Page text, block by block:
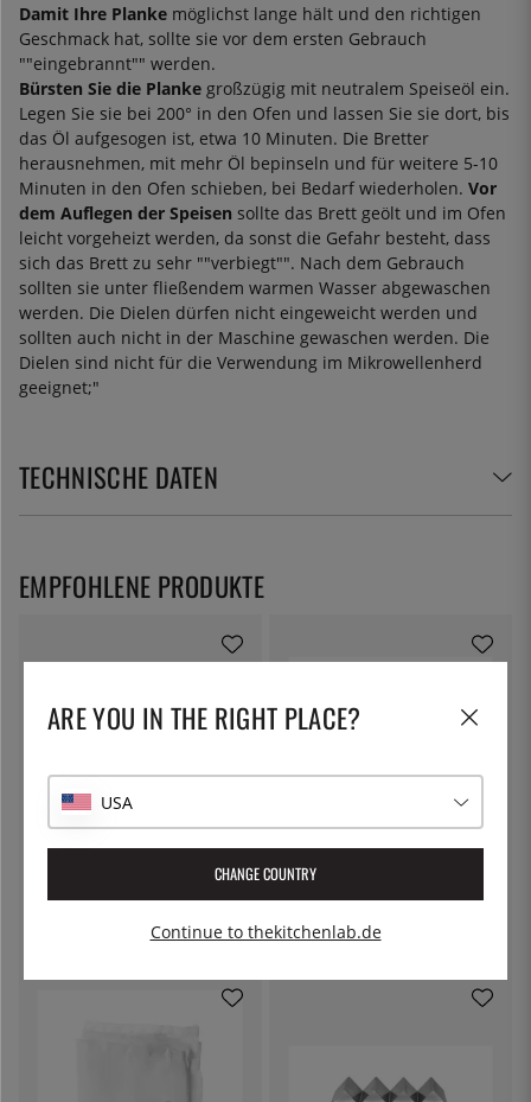
Damit Ihre Planke möglichst lange hält und den richtigen
Geschmack hat, sollte sie vor dem ersten Gebrauch
""eingebrannt"" werden.
Bürsten Sie die Planke großzügig mit neutralem Speiseöl ein.
Legen Sie sie bei 200° in den Ofen und lassen Sie sie dort, bis
das Öl aufgesogen ist, etwa 10 Minuten. Die Bretter
herausnehmen, mit mehr Öl bepinseln und für weitere 5-10
Minuten in den Ofen schieben, bei Bedarf wiederholen. Vor
dem Auflegen der Speisen sollte das Brett geölt und im Ofen
leicht vorgeheizt werden, da sonst die Gefahr besteht, dass
sich das Brett zu sehr ""verbiegt"". Nach dem Gebrauch
sollten sie unter fließendem warmen Wasser abgewaschen
werden. Die Dielen dürfen nicht eingeweicht werden und
sollten auch nicht in der Maschine gewaschen werden. Die
Dielen sind nicht für die Verwendung im Mikrowellenherd
geeignet;"
TECHNISCHE DATEN
EXXENT
Taco-/Wurstständer, 4 Fächer -
Exxent
PATINA
Sautépfanne aus Edelstahl mit
Deckel, 6 Liter
76 €
EMPFOHLENE PRODUKTE
ARE YOU IN THE RIGHT PLACE?
USA
CHANGE COUNTRY
Continue to thekitchenlab.de